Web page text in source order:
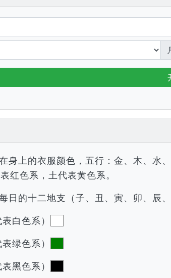
身上的衣服颜色，五行：金、木、水
红色系，土代表黄色系。
日的十二地支（子、丑、寅、卯、辰
白色系）
绿色系）
黑色系）